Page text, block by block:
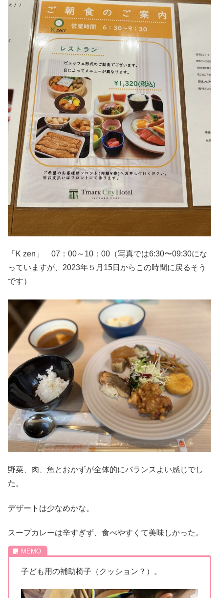
「K zen」 07：00～10：00（写真では6:30〜09:30にな
っていますが、2023年５月15日からこの時間に戻るそう
です）
野菜、肉、魚とおかずが全体的にバランスよい感じでし
た。
デザートは少なめかな。
スープカレーは辛すぎず、食べやすくて美味しかった。
子ども用の補助椅子（クッション？）。